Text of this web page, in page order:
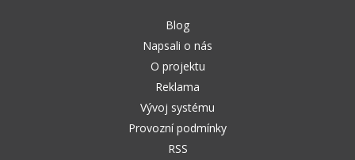
Blog
Napsali o nás
O projektu
Reklama
Vývoj systému
Provozní podmínky
RSS